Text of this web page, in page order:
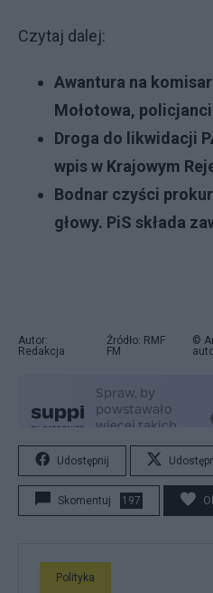
Czytaj dalej:
Awantura na
Mołotowa,
Droga do likwidacji
wpis w Krajowym
Bodnar czyści
głowy. PiS składa
Autor:
Redakcja
Źródło: RMF
FM
©
Udostępnij
Skomentuj 197
Polityka